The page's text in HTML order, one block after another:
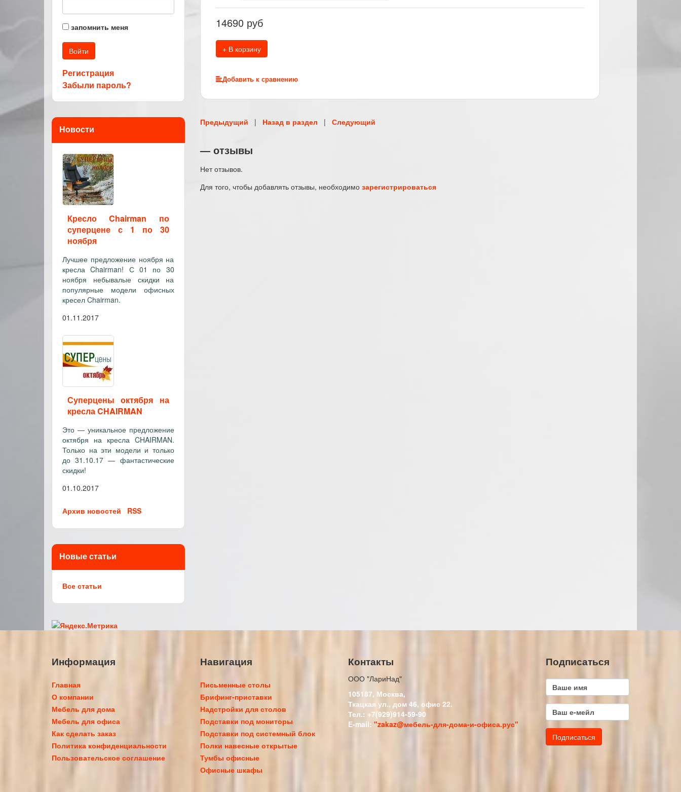
14690 руб
+ В корзину
Добавить к сравнению
Предыдущий | Назад в раздел | Следующий
— отзывы
Нет отзывов.
Для того, чтобы добавлять отзывы, необходимо зарегистрироваться
запомнить меня
Регистрация
Забыли пароль?
Новости
Кресло Chairman по
суперцене с 1 по 30
ноября
Лучшее предложение ноября на
кресла Chairman! С 01 по 30
ноября небывалые скидки на
популярные модели офисных
кресел Chairman.
01.11.2017
Суперцены октября на
кресла CHAIRMAN
Это — уникальное предложение
октября на кресла CHAIRMAN.
Только на эти модели и только
до 31.10.17 — фантастические
скидки!
01.10.2017
Архив новостей RSS
Новые статьи
Все статьи
Информация
Главная
О компании
Мебель для дома
Мебель для офиса
Как сделать заказ
Политика конфиденциальности
Пользовательское соглашение
Навигация
Письменные столы
Брифинг-приставки
Надстройки для столов
Подставки под мониторы
Подставки под системный блок
Полки навесные открытые
Тумбы офисные
Офисные шкафы
Контакты
ООО "ЛариНад"
105187, Москва,
Ткацкая ул., дом 46, офис 22.
Тел.: +7(929)914-59-90
E-mail: "zakaz@мебель-для-дома-и-офиса.рус"
Подписаться